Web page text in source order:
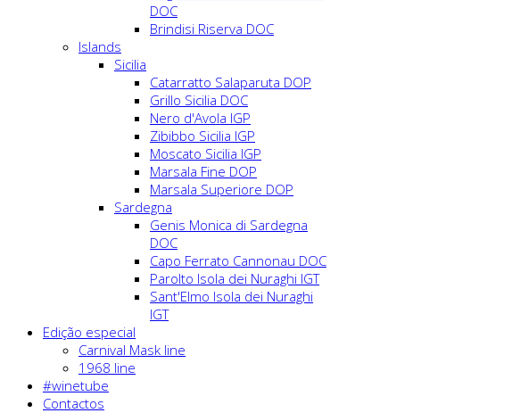
DOC
Brindisi Riserva DOC
Islands
Sicilia
Catarratto Salaparuta DOP
Grillo Sicilia DOC
Nero d'Avola IGP
Zibibbo Sicilia IGP
Moscato Sicilia IGP
Marsala Fine DOP
Marsala Superiore DOP
Sardegna
Genis Monica di Sardegna
DOC
Capo Ferrato Cannonau DOC
Parolto Isola dei Nuraghi IGT
Sant'Elmo Isola dei Nuraghi
IGT
Edição especial
Carnival Mask line
1968 line
#winetube
Contactos